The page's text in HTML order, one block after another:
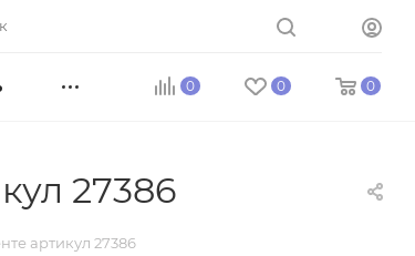
0 0 0
27386
артикул 27386